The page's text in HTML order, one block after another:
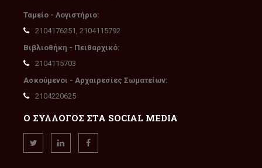
Ταμείο - Λογιστήριο:
2104176251, 2104115792
Βιβλιοθήκη - Πειθαρχικό:
2104115703
Ασκούμενοι - Αρχαιρεσίες Σωματείων:
2104220625
Ο ΣΥΛΛΟΓΟΣ ΣΤΑ SOCIAL MEDIA